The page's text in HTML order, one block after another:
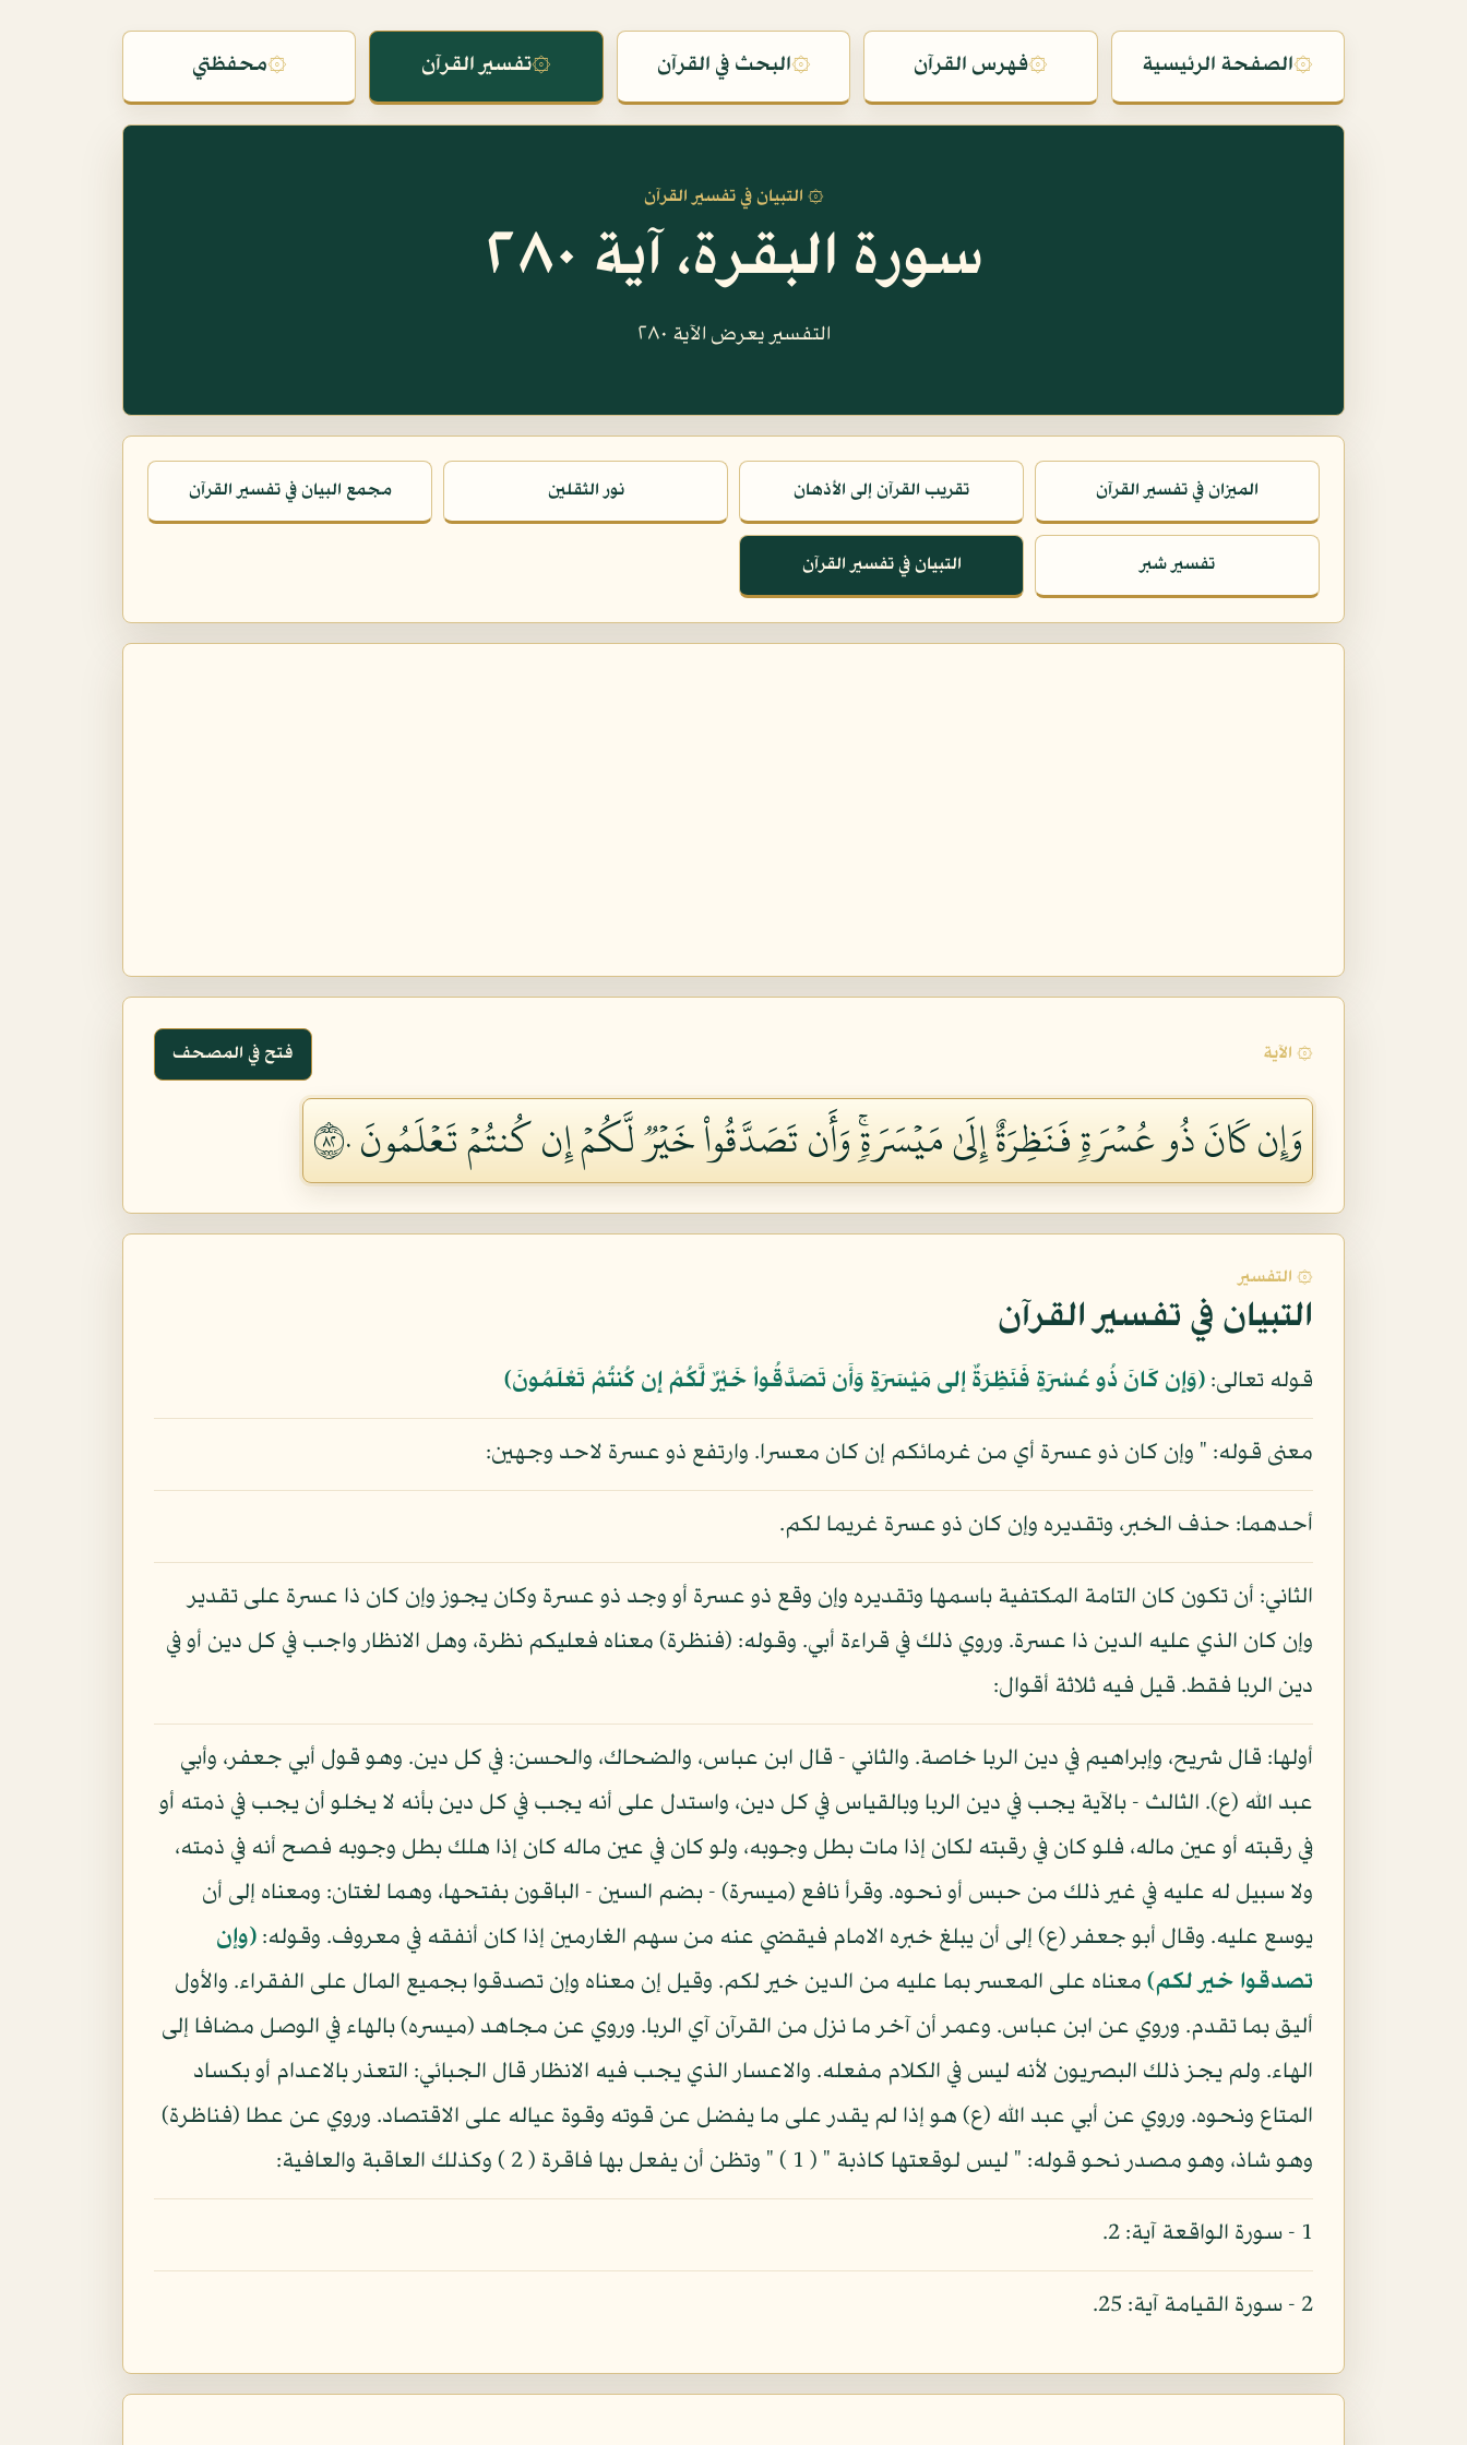
۞الصفحة الرئيسية ۞فهرس القرآن ۞البحث في القرآن ۞تفسير القرآن ۞محفظتي
۞ التبيان في تفسير القرآن
سورة البقرة، آية ٢٨٠
التفسير يعرض الآية ٢٨٠
الميزان في تفسير القرآن تقريب القرآن إلى الأذهان نور الثقلين مجمع البيان في تفسير القرآن
تفسير شبر التبيان في تفسير القرآن
۞ الآية فتح في المصحف
وَإِن كَانَ ذُو عُسۡرَةٖ فَنَظِرَةٌ إِلَىٰ مَيۡسَرَةٖۚ وَأَن تَصَدَّقُواْ خَيۡرٞ لَّكُمۡ إِن كُنتُمۡ تَعۡلَمُونَ ٢٨٠
۞ التفسير
التبيان في تفسير القرآن
قوله تعالى: ﴿وَإِن كَانَ ذُو عُسْرَةٍ فَنَظِرَةٌ إلى مَيْسَرَةٍ وَأَن تَصَدَّقُواْ خَيْرٌ لَّكُمْ إِن كُنتُمْ تَعْلَمُونَ﴾
معنى قوله: " وإن كان ذو عسرة أي من غرمائكم إن كان معسرا. وارتفع ذو عسرة لاحد وجهين:
أحدهما: حذف الخبر، وتقديره وإن كان ذو عسرة غريما لكم.
الثاني: أن تكون كان التامة المكتفية باسمها وتقديره وإن وقع ذو عسرة أو وجد ذو عسرة وكان يجوز وإن كان ذا عسرة على تقدير
وإن كان الذي عليه الدين ذا عسرة. وروي ذلك في قراءة أبي. وقوله: (فنظرة) معناه فعليكم نظرة، وهل الانظار واجب في كل دين أو في
دين الربا فقط. قيل فيه ثلاثة أقوال:
أولها: قال شريح، وإبراهيم في دين الربا خاصة. والثاني - قال ابن عباس، والضحاك، والحسن: في كل دين. وهو قول أبي جعفر، وأبي
عبد الله (ع). الثالث - بالآية يجب في دين الربا وبالقياس في كل دين، واستدل على أنه يجب في كل دين بأنه لا يخلو أن يجب في ذمته أو
في رقبته أو عين ماله، فلو كان في رقبته لكان إذا مات بطل وجوبه، ولو كان في عين ماله كان إذا هلك بطل وجوبه فصح أنه في ذمته،
ولا سبيل له عليه في غير ذلك من حبس أو نحوه. وقرأ نافع (ميسرة) - بضم السين - الباقون بفتحها، وهما لغتان: ومعناه إلى أن
يوسع عليه. وقال أبو جعفر (ع) إلى أن يبلغ خبره الامام فيقضي عنه من سهم الغارمين إذا كان أنفقه في معروف. وقوله: (وإن
تصدقوا خير لكم) معناه على المعسر بما عليه من الدين خير لكم. وقيل إن معناه وإن تصدقوا بجميع المال على الفقراء. والأول
أليق بما تقدم. وروي عن ابن عباس. وعمر أن آخر ما نزل من القرآن آي الربا. وروي عن مجاهد (ميسره) بالهاء في الوصل مضافا إلى
الهاء. ولم يجز ذلك البصريون لأنه ليس في الكلام مفعله. والاعسار الذي يجب فيه الانظار قال الجبائي: التعذر بالاعدام أو بكساد
المتاع ونحوه. وروي عن أبي عبد الله (ع) هو إذا لم يقدر على ما يفضل عن قوته وقوة عياله على الاقتصاد. وروي عن عطا (فناظرة)
وهو شاذ، وهو مصدر نحو قوله: " ليس لوقعتها كاذبة " ( 1 ) " وتظن أن يفعل بها فاقرة ( 2 ) وكذلك العاقبة والعافية:
1 - سورة الواقعة آية: 2.
2 - سورة القيامة آية: 25.